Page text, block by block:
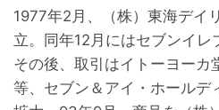
1977年2月、（株）東海デイ
立。同年12月にはセブンイレ
その後、取引はイトーヨーカ
等、セブン＆アイ・ホールデ